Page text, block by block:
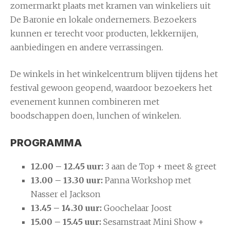
zomermarkt plaats met kramen van winkeliers uit
De Baronie en lokale ondernemers. Bezoekers
kunnen er terecht voor producten, lekkernijen,
aanbiedingen en andere verrassingen.
De winkels in het winkelcentrum blijven tijdens het
festival gewoon geopend, waardoor bezoekers het
evenement kunnen combineren met
boodschappen doen, lunchen of winkelen.
PROGRAMMA
12.00 – 12.45 uur: 3 aan de Top + meet & greet
13.00 – 13.30 uur: Panna Workshop met
Nasser el Jackson
13.45 – 14.30 uur: Goochelaar Joost
15.00 – 15.45 uur: Sesamstraat Mini Show +